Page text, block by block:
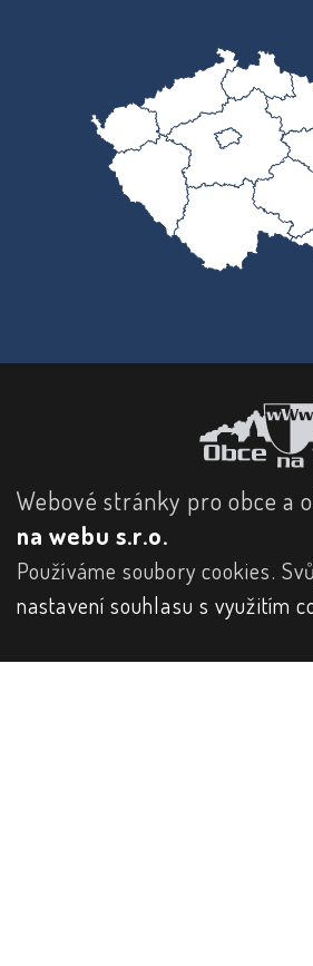
Webové stránky pro obce a
na webu s.r.o.
Používáme soubory cookies.
nastavení souhlasu s využitím